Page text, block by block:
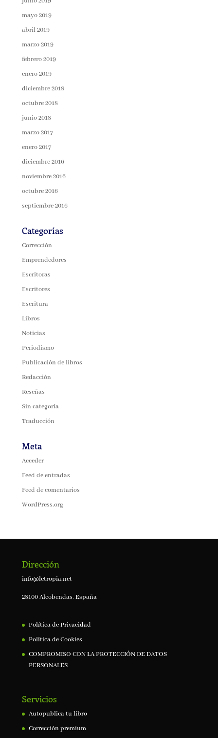
mayo 2019
abril 2019
marzo 2019
febrero 2019
enero 2019
diciembre 2018
octubre 2018
junio 2018
marzo 2017
enero 2017
diciembre 2016
noviembre 2016
octubre 2016
septiembre 2016
Categorías
Corrección
Emprendedores
Escritoras
Escritores
Escritura
Libros
Noticias
Periodismo
Publicación de libros
Redacción
Reseñas
Sin categoría
Traducción
Meta
Acceder
Feed de entradas
Feed de comentarios
WordPress.org
Dirección
info@letropia.net
28100 Alcobendas, España
Política de Privacidad
Política de Cookies
COMPROMISO CON LA PROTECCIÓN DE DATOS
PERSONALES
Servicios
Autopublica tu libro
Corrección premium